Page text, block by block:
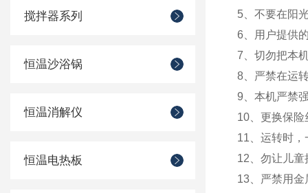
搅拌器系列
恒温沙浴锅
恒温消解仪
恒温电热板
5、不要在阳
6、用户提供
7、切勿把本
8、严禁在运
9、本机严禁
10、更换保
11、运转时
12、勿让儿
13、严禁用